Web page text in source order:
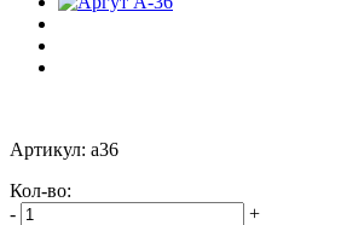
Артикул: a36
Кол-во:
-
+